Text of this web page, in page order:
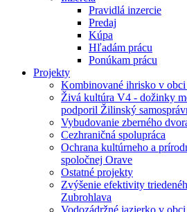
Pravidlá inzercie
Predaj
Kúpa
Hľadám prácu
Ponúkam prácu
Projekty
Kombinované ihrisko v
Živá kultúra V4 - dožinky
podporil Žilinský
Vybudovanie zberného
Cezhraničná spolupráca
Ochrana kultúrneho a
spoločnej Orave
Ostatné projekty
Zvýšenie efektivity
Zubrohlava
Vodozádržné jazierko v